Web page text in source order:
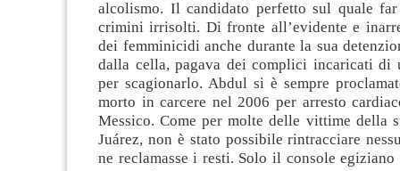
alcolismo. Il candidato perfetto sul quale
crimini irrisolti. Di fronte all’evidente e
dei femminicidi anche durante la sua
dalla cella, pagava dei complici incaricati di
per scagionarlo. Abdul si è sempre
morto in carcere nel 2006 per arresto
Messico. Come per molte delle vittime della
Juárez, non è stato possibile rintracciare
ne reclamasse i resti. Solo il console